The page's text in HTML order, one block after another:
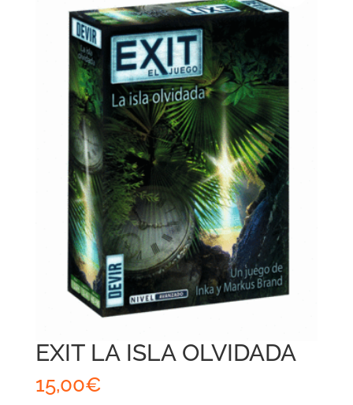
EXIT LA ISLA OLVIDADA
15,00€